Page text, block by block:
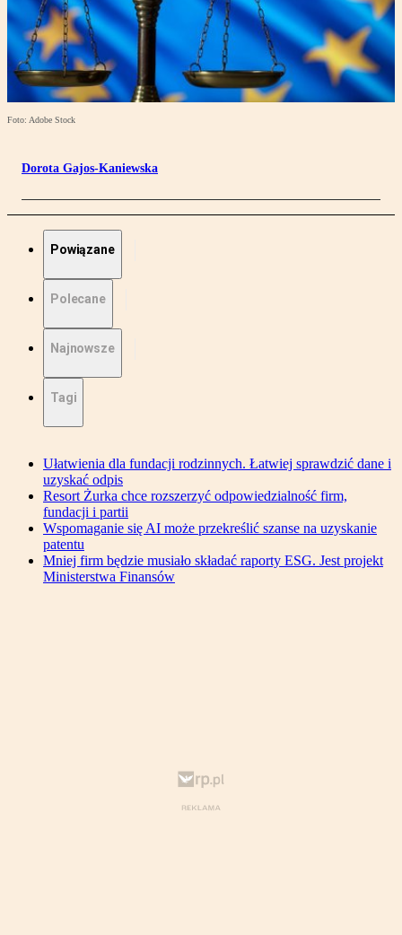
Foto: Adobe Stock
Dorota Gajos-Kaniewska
Powiązane
Polecane
Najnowsze
Tagi
Ułatwienia dla fundacji rodzinnych. Łatwiej sprawdzić dane i
uzyskać odpis
Resort Żurka chce rozszerzyć odpowiedzialność firm,
fundacji i partii
Wspomaganie się AI może przekreślić szanse na uzyskanie
patentu
Mniej firm będzie musiało składać raporty ESG. Jest projekt
Ministerstwa Finansów